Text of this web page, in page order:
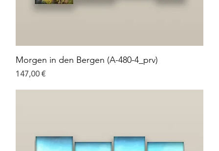
Morgen in den Bergen (A-480-4_prv)
Preis
147,00 €